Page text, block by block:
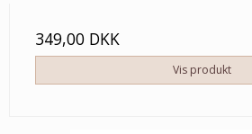
349,00 DKK
Vis produkt